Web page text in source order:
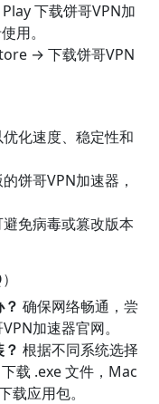
下载饼哥VPN加
用。
→ 下载饼哥VPN
化速度、稳定性和
饼哥VPN加速器，
免病毒或篡改版本
确保网络畅通，尝
加速器官网。
根据不同系统选择
载 .exe 文件，Mac
应用包。